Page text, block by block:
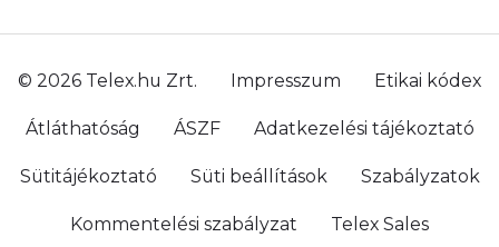
© 2026 Telex.hu Zrt. Impresszum Etikai kódex
Átláthatóság ÁSZF Adatkezelési tájékoztató
Sütitájékoztató Süti beállítások Szabályzatok
Kommentelési szabályzat Telex Sales